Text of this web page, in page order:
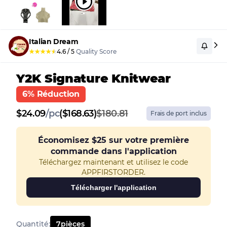
Italian Dream
★★★★★4.6 / 5 Quality Score
Y2K Signature Knitwear
6% Réduction
$24.09/pc($168.63)$180.81 Frais de port inclus
Économisez $25 sur votre première
commande dans l'application
Téléchargez maintenant et utilisez le code
APPFIRSTORDER.
Télécharger l'application
Quantité: 7pièces